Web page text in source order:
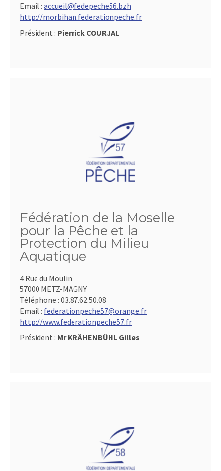
Email : accueil@fedepeche56.bzh
http://morbihan.federationpeche.fr
Président : Pierrick COURJAL
Fédération de la Moselle
pour la Pêche et la
Protection du Milieu
Aquatique
4 Rue du Moulin
57000 METZ-MAGNY
Téléphone : 03.87.62.50.08
Email : federationpeche57@orange.fr
http://www.federationpeche57.fr
Président : Mr KRÄHENBÜHL Gilles